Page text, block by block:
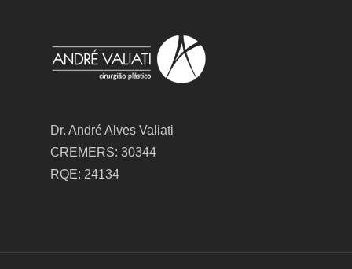
Dr. André Alves Valiati
CREMERS: 30344
RQE: 24134